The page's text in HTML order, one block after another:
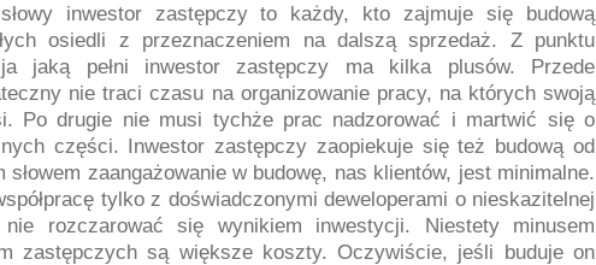
inwestor zastępczy to każdy, kto zajmuje się budową
osiedli z przeznaczeniem na dalszą sprzedaż. Z punktu
jaką pełni inwestor zastępczy ma kilka plusów. Przede
nie traci czasu na organizowanie pracy, na których swoją
Po drugie nie musi tychże prac nadzorować i martwić się o
części. Inwestor zastępczy zaopiekuje się też budową od
zaangażowanie w budowę, nas klientów, jest minimalne.
tylko z doświadczonymi deweloperami o nieskazitelnej
rozczarować się wynikiem inwestycji. Niestety minusem
zastępczych są większe koszty. Oczywiście, jeśli buduje on